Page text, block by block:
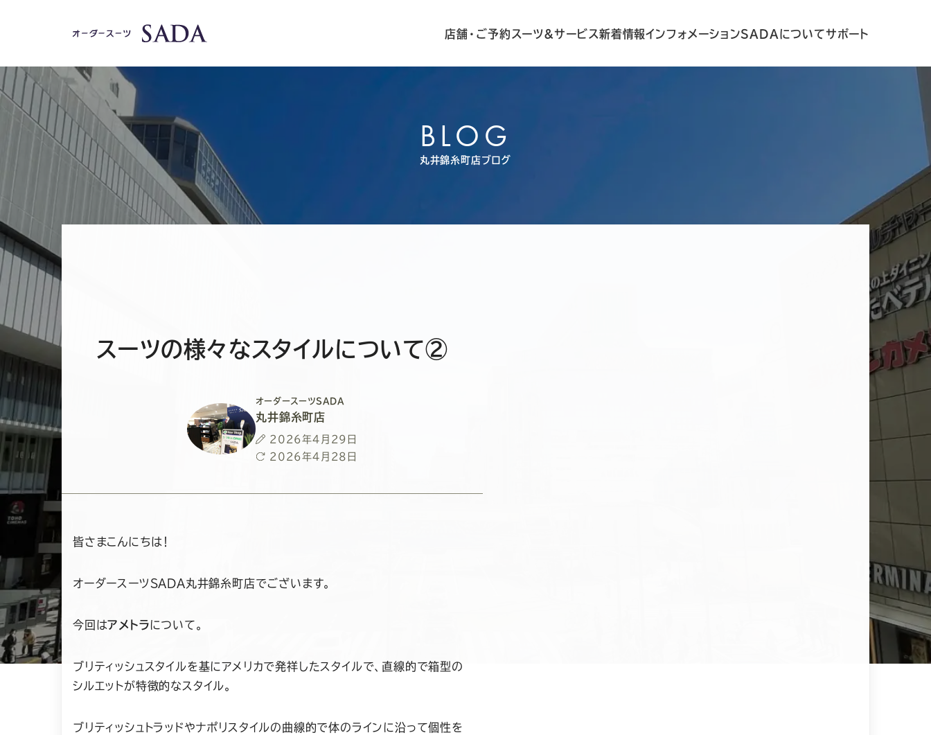
店舗・ご予約 スーツ&サービス新着情報インフォメーションSADAについてサポート
BLOG
丸井錦糸町店ブログ
スーツの様々なスタイルについて②
オーダースーツSADA
丸井錦糸町店
投
稿
2026年4月29日
最
更
2026年4月28日
皆さまこんにちは！
オーダースーツSADA丸井錦糸町店でございます。
今回はアメトラについて。
ブリティッシュスタイルを基にアメリカで発祥したスタイルで、直線的で箱型の
シルエットが特徴的なスタイル。
ブリティッシュトラッドやナポリスタイルの曲線的で体のラインに沿って個性を